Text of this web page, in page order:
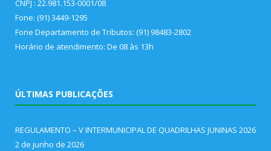
CNPJ : 22.981.153-0001/08
Fone: (91) 3449-1295
Fone Departamento de Tributos: (91) 98483-2802
Horário de atendimento: De 08 às 13h
ÚLTIMAS PUBLICAÇÕES
REGULAMENTO – V INTERMUNICIPAL DE QUADRILHAS JUNINAS 2026
2 de junho de 2026